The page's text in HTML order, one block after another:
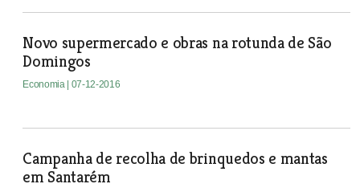
Novo supermercado e obras na rotunda de São
Domingos
Economia | 07-12-2016
Campanha de recolha de brinquedos e mantas
em Santarém